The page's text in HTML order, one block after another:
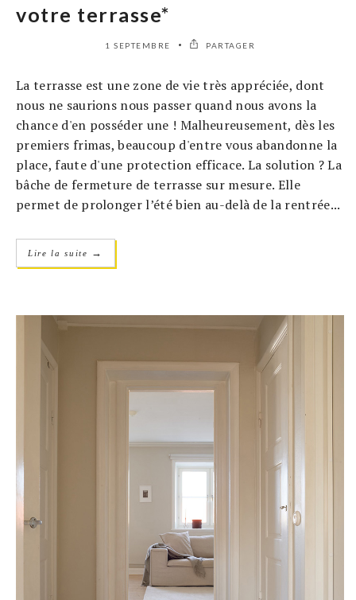
votre terrasse*
1 SEPTEMBRE PARTAGER
La terrasse est une zone de vie très appréciée, dont
nous ne saurions nous passer quand nous avons la
chance d'en posséder une ! Malheureusement, dès les
premiers frimas, beaucoup d'entre vous abandonne la
place, faute d'une protection efficace. La solution ? La
bâche de fermeture de terrasse sur mesure. Elle
permet de prolonger l’été bien au-delà de la rentrée...
Lire la suite →